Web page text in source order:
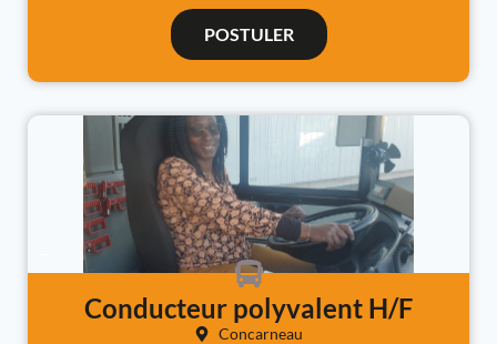
POSTULER
Conducteur polyvalent H/F
Concarneau